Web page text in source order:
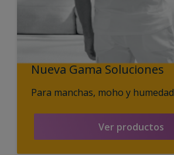
Nueva Gama Soluciones
Para manchas, moho y humedad
Ver productos